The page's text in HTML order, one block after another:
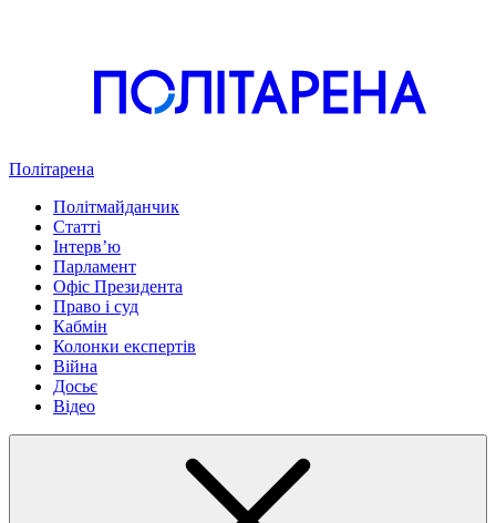
Політарена
Політмайданчик
Статті
Інтервʼю
Парламент
Офіс Президента
Право і суд
Кабмін
Колонки експертів
Війна
Досьє
Відео